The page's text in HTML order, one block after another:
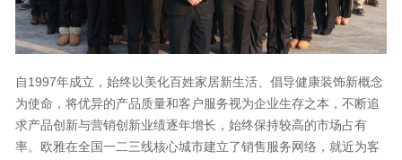
自1997年成立，始终以美化百姓家居新生活、倡导健康装饰新概念
为使命，将优异的产品质量和客户服务视为企业生存之本，不断追
求产品创新与营销创新业绩逐年增长，始终保持较高的市场占有
率。欧雅在全国一二三线核心城市建立了销售服务网络，就近为客